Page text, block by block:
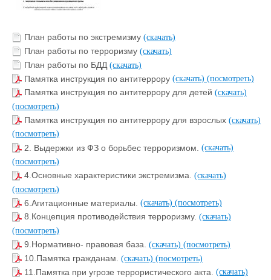
План работы по экстремизму (скачать)
План работы по терроризму (скачать)
План работы по БДД (скачать)
Памятка инструкция по антитеррору (скачать) (посмотреть)
Памятка инструкция по антитеррору для детей (скачать)
(посмотреть)
Памятка инструкция по антитеррору для взрослых (скачать)
(посмотреть)
2. Выдержки из ФЗ о борьбес терроризмом. (скачать)
(посмотреть)
4.Основные характеристики экстремизма. (скачать)
(посмотреть)
6.Агитационные материалы. (скачать) (посмотреть)
8.Концепция противодействия терроризму. (скачать)
(посмотреть)
9.Нормативно- правовая база. (скачать) (посмотреть)
10.Памятка гражданам. (скачать) (посмотреть)
11.Памятка при угрозе террористического акта. (скачать)